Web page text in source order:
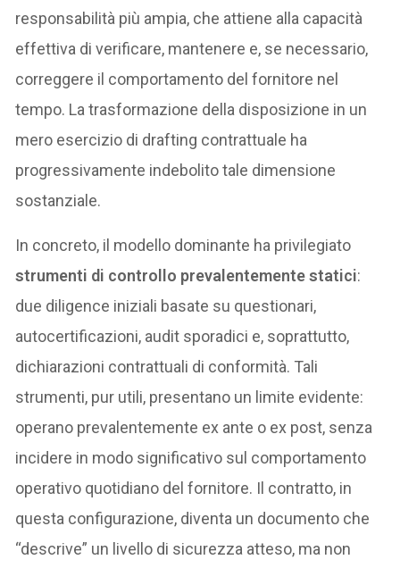
responsabilità più ampia, che attiene alla capacità
effettiva di verificare, mantenere e, se necessario,
correggere il comportamento del fornitore nel
tempo. La trasformazione della disposizione in un
mero esercizio di drafting contrattuale ha
progressivamente indebolito tale dimensione
sostanziale.
In concreto, il modello dominante ha privilegiato
strumenti di controllo prevalentemente statici:
due diligence iniziali basate su questionari,
autocertificazioni, audit sporadici e, soprattutto,
dichiarazioni contrattuali di conformità. Tali
strumenti, pur utili, presentano un limite evidente:
operano prevalentemente ex ante o ex post, senza
incidere in modo significativo sul comportamento
operativo quotidiano del fornitore. Il contratto, in
questa configurazione, diventa un documento che
“descrive” un livello di sicurezza atteso, ma non